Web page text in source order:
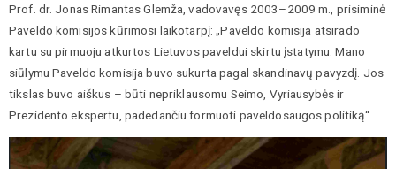
Prof. dr. Jonas Rimantas Glemža, vadovavęs 2003–2009 m., prisiminė
Paveldo komisijos kūrimosi laikotarpį: „Paveldo komisija atsirado
kartu su pirmuoju atkurtos Lietuvos paveldui skirtu įstatymu. Mano
siūlymu Paveldo komisija buvo sukurta pagal skandinavų pavyzdį. Jos
tikslas buvo aiškus – būti nepriklausomu Seimo, Vyriausybės ir
Prezidento ekspertu, padedančiu formuoti paveldosaugos politiką“.